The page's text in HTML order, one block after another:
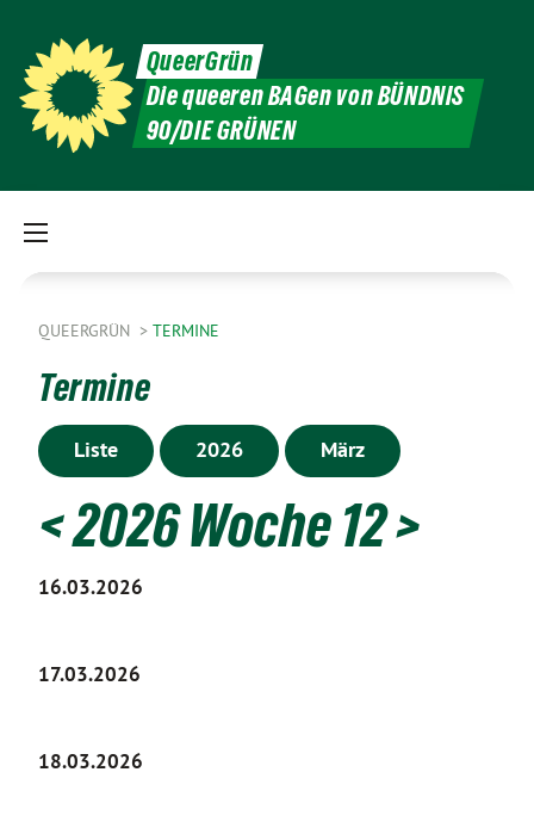
QueerGrün
Die queeren BAGen von BÜNDNIS
90/DIE GRÜNEN
QUEERGRÜN TERMINE
Termine
Liste 2026 März
<2026 Woche 12>
16.03.2026
17.03.2026
18.03.2026